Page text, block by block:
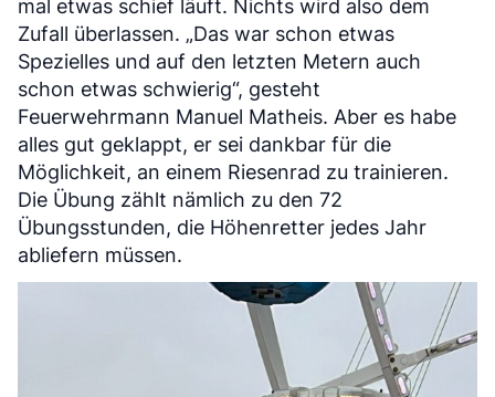
mal etwas schief läuft. Nichts wird also dem
Zufall überlassen. „Das war schon etwas
Spezielles und auf den letzten Metern auch
schon etwas schwierig“, gesteht
Feuerwehrmann Manuel Matheis. Aber es habe
alles gut geklappt, er sei dankbar für die
Möglichkeit, an einem Riesenrad zu trainieren.
Die Übung zählt nämlich zu den 72
Übungsstunden, die Höhenretter jedes Jahr
abliefern müssen.